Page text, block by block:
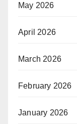
May 2026
April 2026
March 2026
February 2026
January 2026